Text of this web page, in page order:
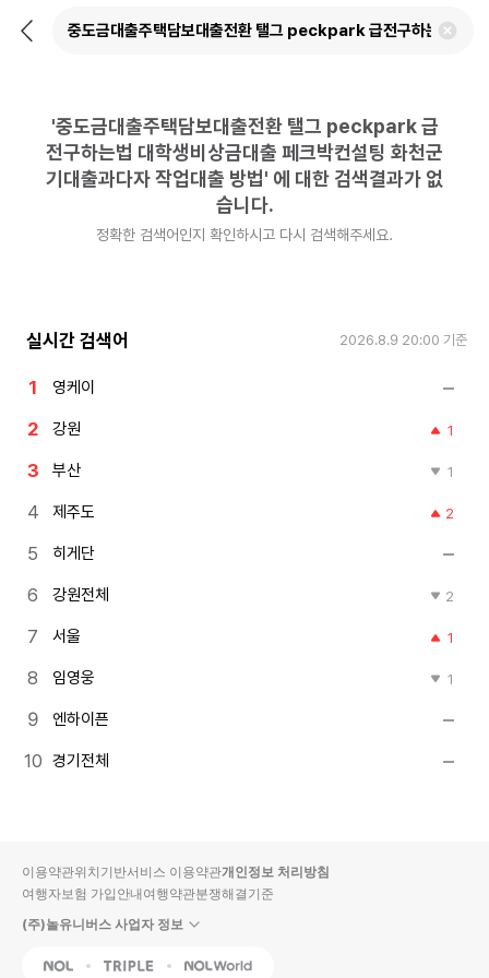
뒤
검
'중도금대출주택담보대출전환 탤그 peckpark 급
전구하는법 대학생비상금대출 페크박컨설팅 화천군
기대출과다자 작업대출 방법' 에 대한 검색결과가 없
습니다.
정확한 검색어인지 확인하시고 다시 검색해주세요.
실시간 검색어 2026.8.9 20:00 기준
영케이
강원 1
부산 1
제주도 2
히게단
강원전체 2
서울 1
임영웅 1
엔하이픈
경기전체
이용약관위치기반서비스 이용약관개인정보 처리방침
여행자보험 가입안내여행약관분쟁해결기준
(주)놀유니버스 사업자 정보
NOL Triple Interpark Global